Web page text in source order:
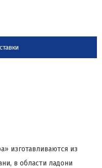
изготавливаются из
в области ладони